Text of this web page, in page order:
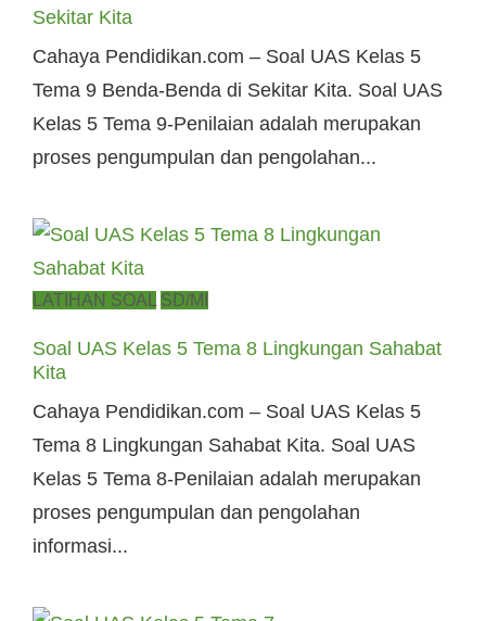
Sekitar Kita
Cahaya Pendidikan.com – Soal UAS Kelas 5
Tema 9 Benda-Benda di Sekitar Kita. Soal UAS
Kelas 5 Tema 9-Penilaian adalah merupakan
proses pengumpulan dan pengolahan...
Posted
LATIHAN SOAL SD/MI
Soal UAS Kelas 5 Tema 8 Lingkungan Sahabat
Kita
Cahaya Pendidikan.com – Soal UAS Kelas 5
Tema 8 Lingkungan Sahabat Kita. Soal UAS
Kelas 5 Tema 8-Penilaian adalah merupakan
proses pengumpulan dan pengolahan
informasi...